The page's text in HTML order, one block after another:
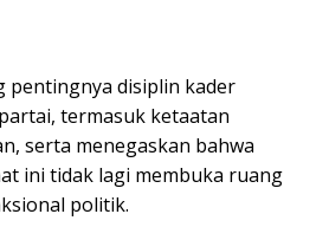
pentingnya disiplin kader
termasuk ketaatan
serta menegaskan bahwa
ini tidak lagi membuka ruang
politik.